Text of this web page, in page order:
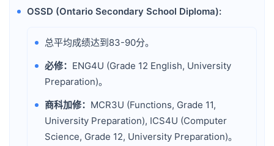
• OSSD (Ontario Secondary School Diploma):
• 总平均成绩达到83-90分。
• 必修： ENG4U (Grade 12 English, University
Preparation)。
• 商科加修： MCR3U (Functions, Grade 11,
University Preparation), ICS4U (Computer
Science, Grade 12, University Preparation)。